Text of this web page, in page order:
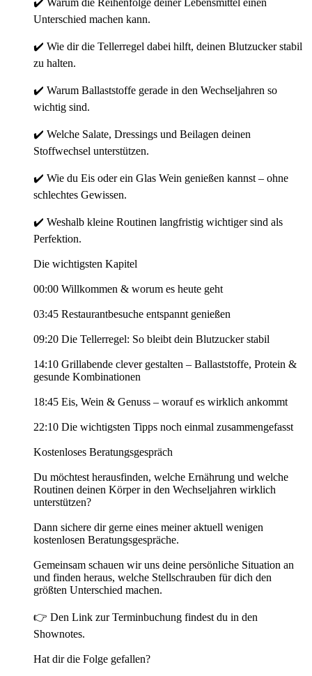
✔️ Warum die Reihenfolge deiner Lebensmittel einen
Unterschied machen kann.
✔️ Wie dir die Tellerregel dabei hilft, deinen Blutzucker stabil
zu halten.
✔️ Warum Ballaststoffe gerade in den Wechseljahren so
wichtig sind.
✔️ Welche Salate, Dressings und Beilagen deinen
Stoffwechsel unterstützen.
✔️ Wie du Eis oder ein Glas Wein genießen kannst – ohne
schlechtes Gewissen.
✔️ Weshalb kleine Routinen langfristig wichtiger sind als
Perfektion.
Die wichtigsten Kapitel
00:00 Willkommen & worum es heute geht
03:45 Restaurantbesuche entspannt genießen
09:20 Die Tellerregel: So bleibt dein Blutzucker stabil
14:10 Grillabende clever gestalten – Ballaststoffe, Protein &
gesunde Kombinationen
18:45 Eis, Wein & Genuss – worauf es wirklich ankommt
22:10 Die wichtigsten Tipps noch einmal zusammengefasst
Kostenloses Beratungsgespräch
Du möchtest herausfinden, welche Ernährung und welche
Routinen deinen Körper in den Wechseljahren wirklich
unterstützen?
Dann sichere dir gerne eines meiner aktuell wenigen
kostenlosen Beratungsgespräche.
Gemeinsam schauen wir uns deine persönliche Situation an
und finden heraus, welche Stellschrauben für dich den
größten Unterschied machen.
👉 Den Link zur Terminbuchung findest du in den
Shownotes.
Hat dir die Folge gefallen?